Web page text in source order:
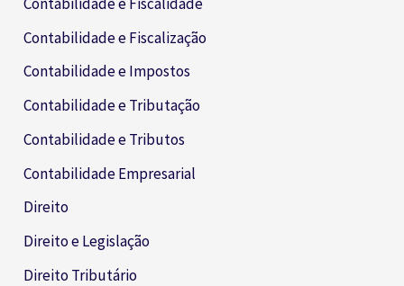
Contabilidade e Fiscalização
Contabilidade e Impostos
Contabilidade e Tributação
Contabilidade e Tributos
Contabilidade Empresarial
Direito
Direito e Legislação
Direito Tributário